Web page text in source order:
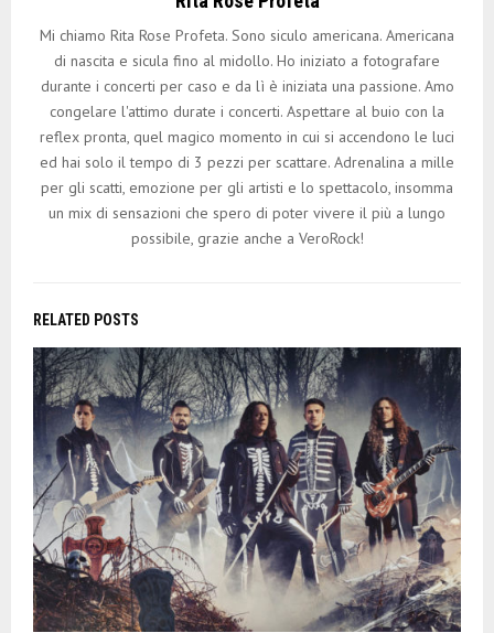
Mi chiamo Rita Rose Profeta. Sono siculo americana. Americana
di nascita e sicula fino al midollo. Ho iniziato a fotografare
durante i concerti per caso e da lì è iniziata una passione. Amo
congelare l'attimo durate i concerti. Aspettare al buio con la
reflex pronta, quel magico momento in cui si accendono le luci
ed hai solo il tempo di 3 pezzi per scattare. Adrenalina a mille
per gli scatti, emozione per gli artisti e lo spettacolo, insomma
un mix di sensazioni che spero di poter vivere il più a lungo
possibile, grazie anche a VeroRock!
RELATED POSTS